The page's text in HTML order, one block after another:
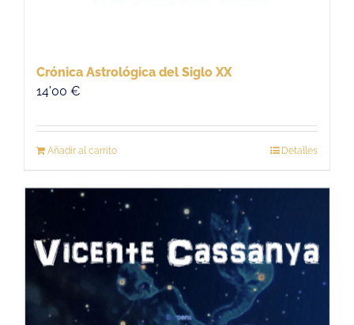
Crónica Astrológica del Siglo XX
14'00 €
Añadir al carrito Detalles